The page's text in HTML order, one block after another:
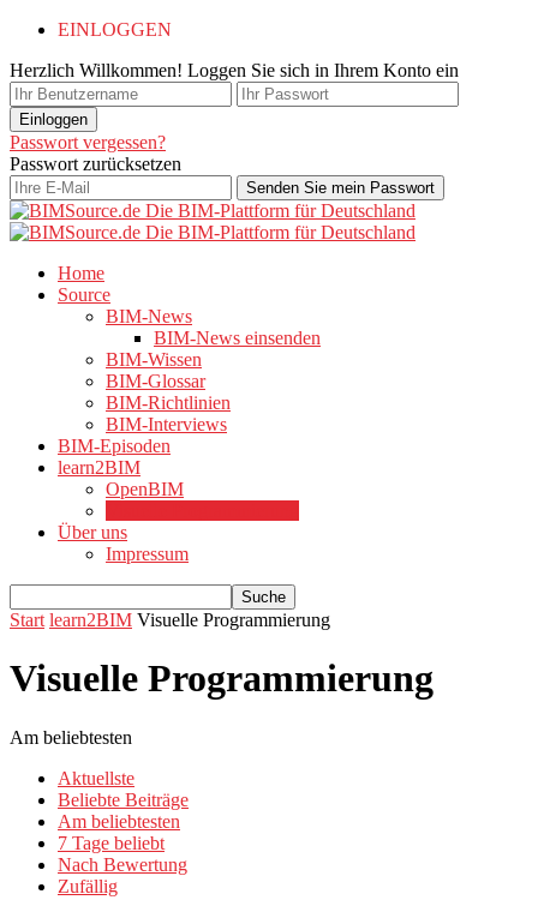
EINLOGGEN
Herzlich Willkommen! Loggen Sie sich in Ihrem Konto ein
Passwort vergessen?
Passwort zurücksetzen
Home
Source
BIM-News
BIM-News einsenden
BIM-Wissen
BIM-Glossar
BIM-Richtlinien
BIM-Interviews
BIM-Episoden
learn2BIM
OpenBIM
Über uns
Impressum
Start learn2BIM Visuelle Programmierung
Visuelle Programmierung
Am beliebtesten
Aktuellste
Beliebte Beiträge
Am beliebtesten
7 Tage beliebt
Nach Bewertung
Zufällig